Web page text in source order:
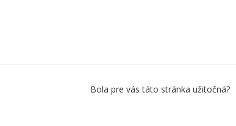
Bola pre vás táto stránka užitočná?